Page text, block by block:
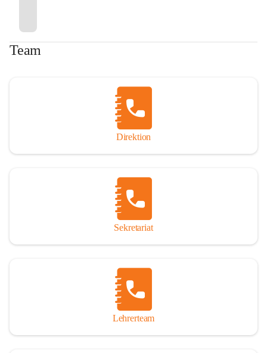
Team
Direktion
Sekretariat
Lehrerteam